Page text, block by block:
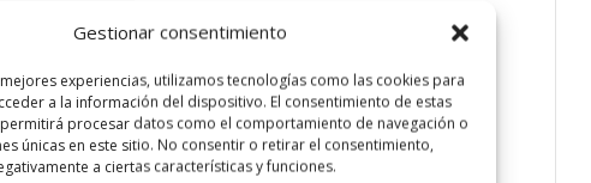
Gestionar consentimiento
experiencias, utilizamos tecnologías como las cookies para
a la información del dispositivo. El consentimiento de estas
procesar datos como el comportamiento de navegación o
únicas en este sitio. No consentir o retirar el consentimiento,
a ciertas características y funciones.
hasta que logra partiendo de la respiración ir
los personajes, hasta el punto o momento que el
su interior con el texto, con el cuerpo- Los materiales
la serenidad-la misma que la anterior, con una sola